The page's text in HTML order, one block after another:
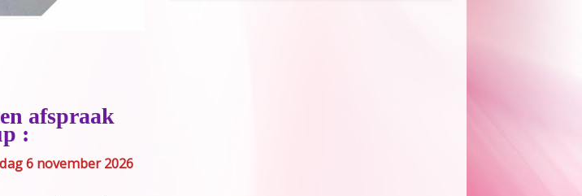
afspraak
:
6 november 2026